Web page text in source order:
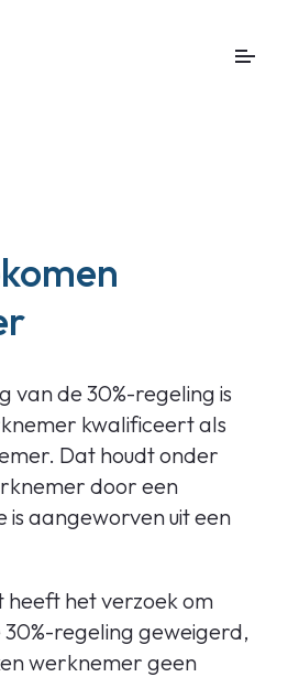
van de 30%-regeling is
kwalificeert als
Dat houdt onder
door een
is aangeworven uit een
heeft het verzoek om
regeling geweigerd,
werknemer geen